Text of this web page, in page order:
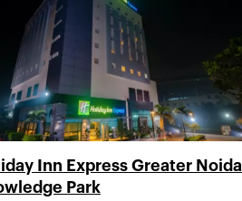
Inn Express Greater Noida
Park